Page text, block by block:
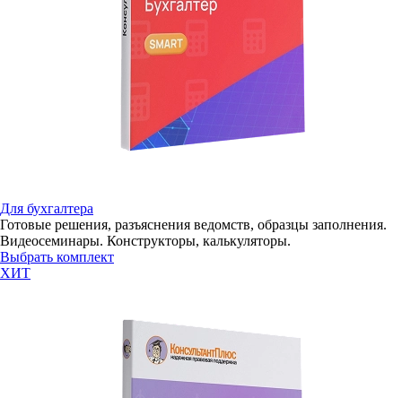
Для бухгалтера
Готовые решения, разъяснения ведомств, образцы заполнения.
Видеосеминары. Конструкторы, калькуляторы.
Выбрать комплект
ХИТ